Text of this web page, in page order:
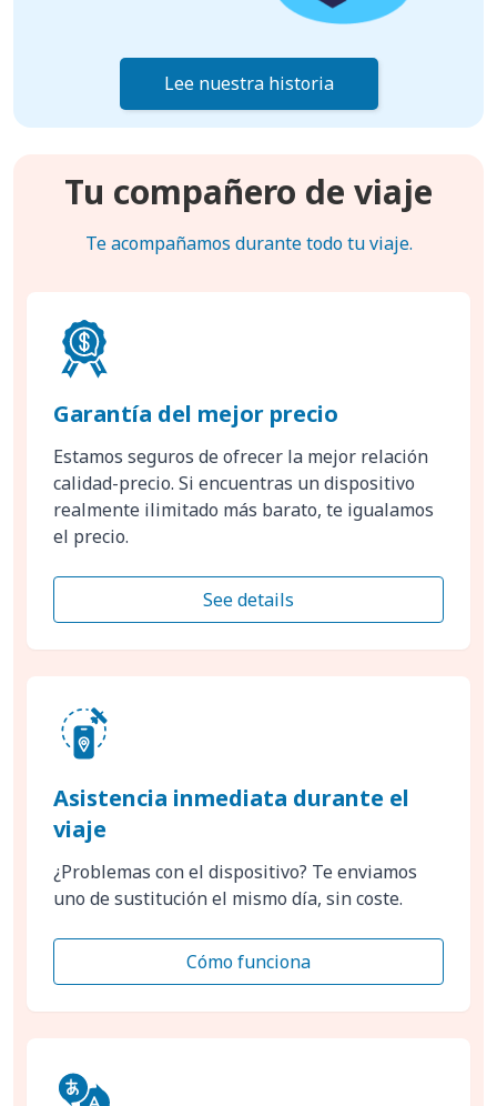
Lee nuestra historia
Tu compañero de viaje
Te acompañamos durante todo tu viaje.
Garantía del mejor precio
Estamos seguros de ofrecer la mejor relación
calidad-precio. Si encuentras un dispositivo
realmente ilimitado más barato, te igualamos
el precio.
See details
Asistencia inmediata durante el
viaje
¿Problemas con el dispositivo? Te enviamos
uno de sustitución el mismo día, sin coste.
Cómo funciona